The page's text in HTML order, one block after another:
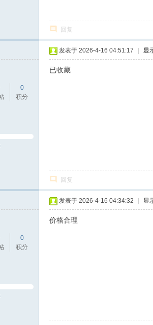
回复
0
积分
发表于 2026-4-16 04:51:17 显
已收藏
回复
0
积分
发表于 2026-4-16 04:34:32 显
价格合理